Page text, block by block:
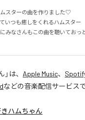
スターの曲を作りました♡
いつも癒しをくれるハムスター
みなさんもこの曲を聴いておっ
」は、 Apple Music、
などの音楽配信サービス
ハムちゃん